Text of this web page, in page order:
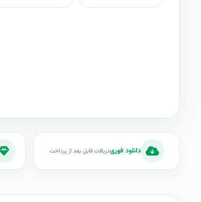
دانلود فوریدریافت فایل بعد از پرداخت